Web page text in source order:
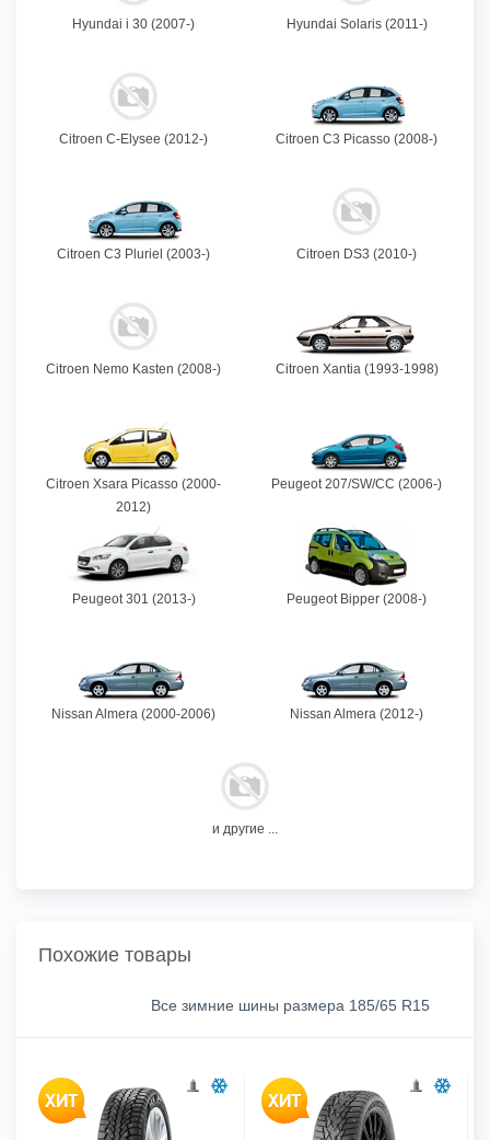
Hyundai i 30 (2007-) Hyundai Solaris (2011-)
Citroen C-Elysee (2012-) Citroen C3 Picasso (2008-)
Citroen C3 Pluriel (2003-) Citroen DS3 (2010-)
Citroen Nemo Kasten (2008-) Citroen Xantia (1993-1998)
Citroen Xsara Picasso (2000-
2012)
Peugeot 207/SW/CC (2006-)
Peugeot 301 (2013-) Peugeot Bipper (2008-)
Nissan Almera (2000-2006) Nissan Almera (2012-)
и другие ...
Похожие товары
Все зимние шины размера 185/65 R15